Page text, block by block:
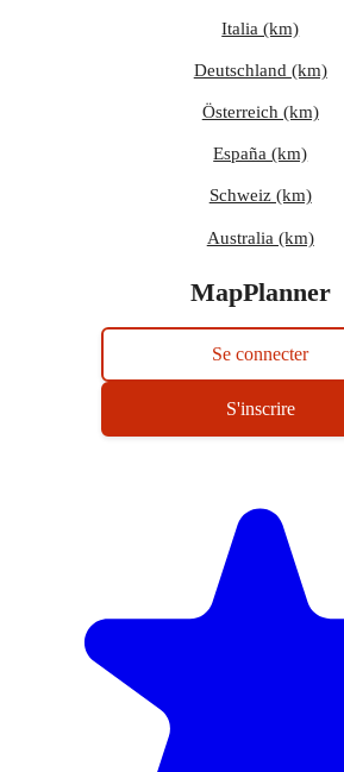
Italia (km)
Deutschland (km)
Österreich (km)
España (km)
Schweiz (km)
Australia (km)
MapPlanner
Se connecter
S'inscrire